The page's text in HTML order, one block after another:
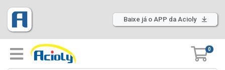
Baixe já o APP da Acioly
0